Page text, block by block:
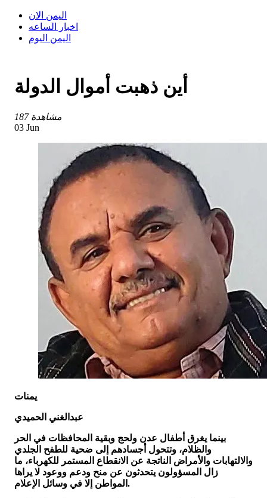
اليمن الان
اخبار الساعه
اليمن اليوم
أين ذهبت أموال الدولة
187 مشاهدة
03 Jun
يمنات
عبدالغني الحميدي
بينما يغرق أطفال عدن ولحج وبقية المحافظات في الحر
والظلام، وتتحول أجسادهم إلى ضحية للطفح الجلدي
والالتهابات والأمراض الناتجة عن الانقطاع المستمر للكهرباء، ما
زال المسؤولون يتحدثون عن منح ودعم ووعود لا يراها
المواطن إلا في وسائل الإعلام.